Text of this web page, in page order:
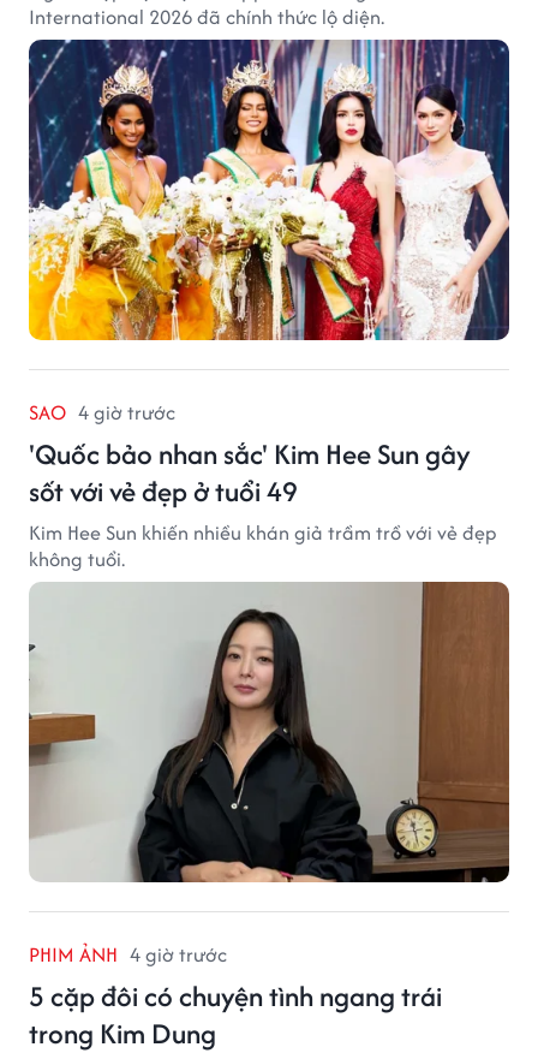
International 2026 đã chính thức lộ diện.
SAO 4 giờ trước
'Quốc bảo nhan sắc' Kim Hee Sun gây
sốt với vẻ đẹp ở tuổi 49
Kim Hee Sun khiến nhiều khán giả trầm trồ với vẻ đẹp
không tuổi.
PHIM ẢNH 4 giờ trước
5 cặp đôi có chuyện tình ngang trái
trong Kim Dung